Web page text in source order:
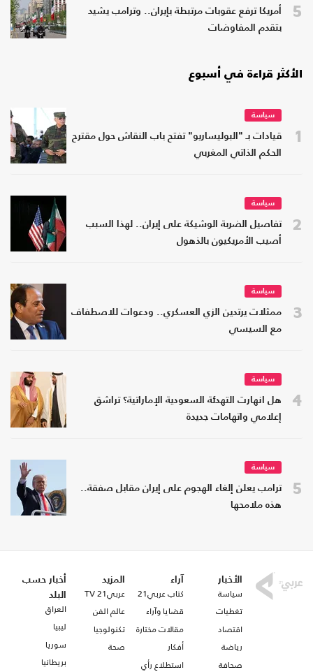
5
أمريكا ترفع عقوبات مرتبطة بإيران.. وترامب يشيد
بتقدم المفاوضات
الأكثر قراءة في أسبوع
1
سياسة
قيادات بـ "البوليساريو" تفتح باب النقاش حول مقترح
الحكم الذاتي المغربي
2
سياسة
تفاصيل الضربة الوشيكة على إيران.. لهذا السبب
أصيب الأمريكيون بالذهول
3
سياسة
ممثلات يرتدين الزي العسكري.. ودعوات للاصطفاف
مع السيسي
4
سياسة
هل انهارت التهدئة السعودية الإماراتية؟ تراشق
إعلامي واتهامات جديدة
5
سياسة
ترامب يعلن إلغاء الهجوم على إيران مقابل صفقة..
هذه ملامحها
الأخبار
سياسة
تغطيات
اقتصاد
رياضة
صحافة
آراء
كتاب عربي21
قضايا وآراء
مقالات مختارة
أفكار
استطلاع رأي
المزيد
عربي21 TV
عالم الفن
تكنولوجيا
صحة
أخبار حسب
البلد
العراق
ليبيا
سوريا
بريطانيا